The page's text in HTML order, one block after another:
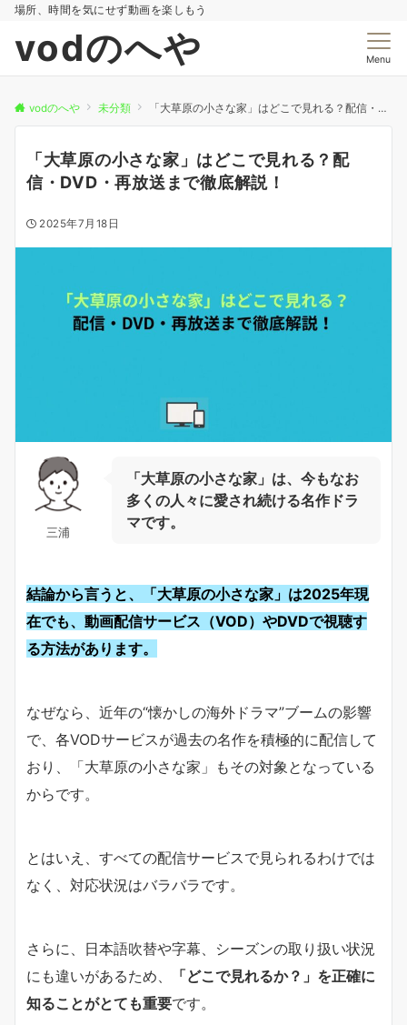
場所、時間を気にせず動画を楽しもう
vodのへや Menu
vodのへや 未分類 「大草原の小さな家」はどこで見れる？配信・DVD・再放送まで徹底解説！
「大草原の小さな家」はどこで見れる？配
信・DVD・再放送まで徹底解説！
2025年7月18日
三浦
「大草原の小さな家」は、今もなお
多くの人々に愛され続ける名作ドラ
マです。
結論から言うと、 「大草原の小さな家」 は2025年現
在でも、動画配信サービス（VOD）やDVDで視聴す
る方法があります。
なぜなら、近年の“懐かしの海外ドラマ”ブームの影響
で、各VODサービスが過去の名作を積極的に配信して
おり、「大草原の小さな家」もその対象となっている
からです。
とはいえ、すべての配信サービスで見られるわけでは
なく、対応状況はバラバラです。
さらに、日本語吹替や字幕、シーズンの取り扱い状況
にも違いがあるため、
「どこで見れるか？」を正確に
知ることがとても重要です。